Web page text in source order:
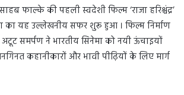
फाल्के की पहली स्वदेशी फिल्म ‘राजा हरिश्चंद्र’
का यह उल्लेखनीय सफर शुरू हुआ । फिल्म निर्माण
समर्पण ने भारतीय सिनेमा को नयी ऊंचाइयों
कहानीकारों और भावी पीढ़ियों के लिए मार्ग